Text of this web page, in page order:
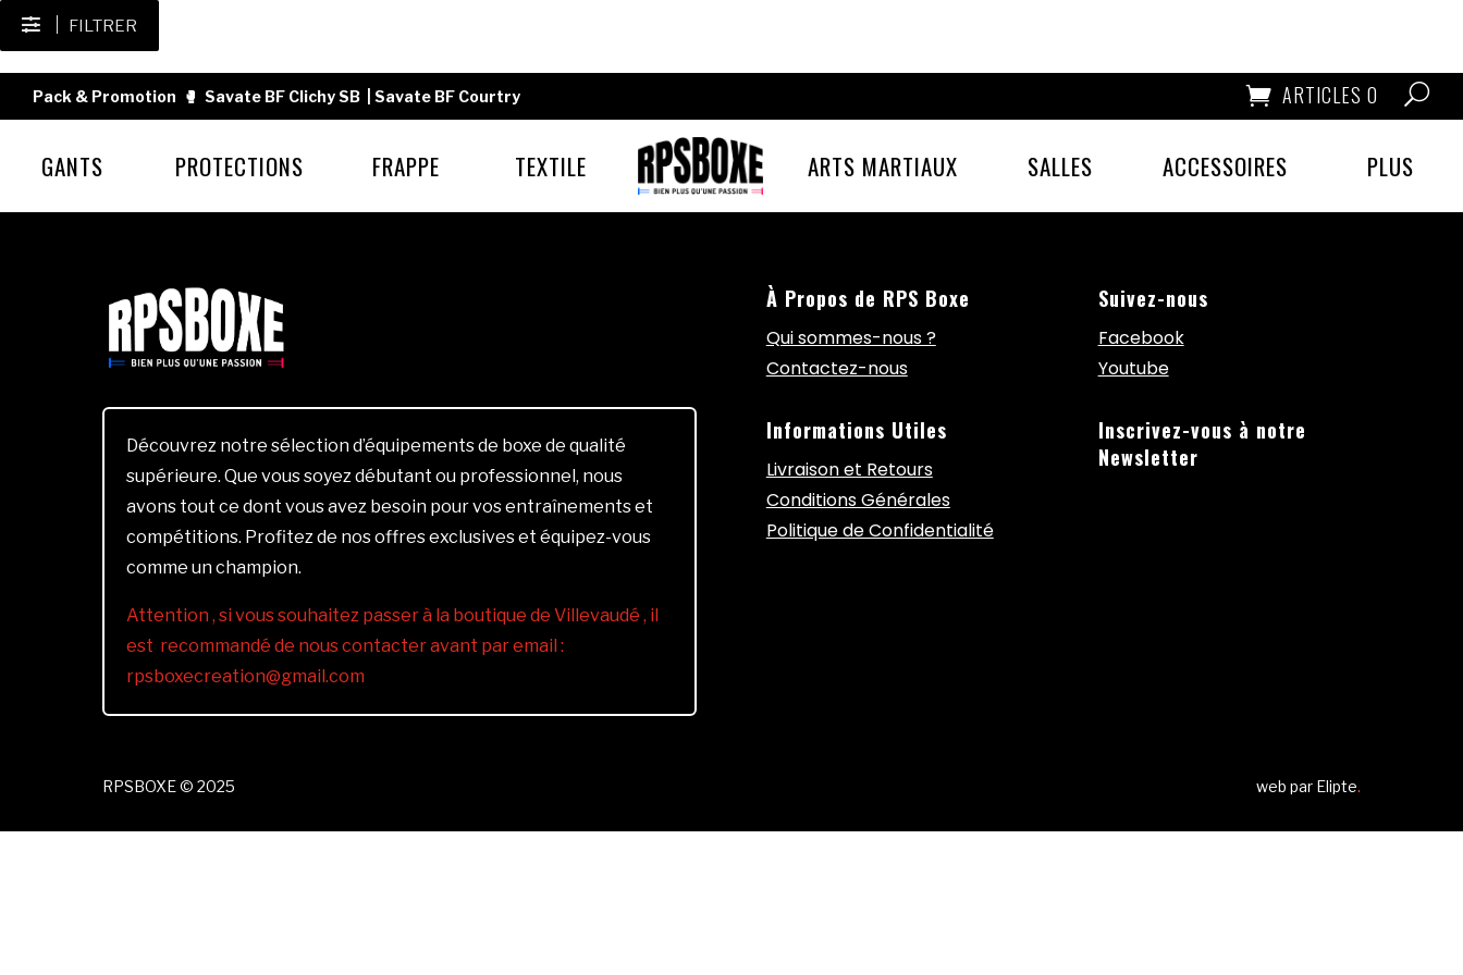
FILTRER
Pack & Promotion 🥊 Savate BF Clichy SB Savate BF Courtry ARTICLES 0
GANTS PROTECTIONS FRAPPE TEXTILE ARTS MARTIAUX SALLES ACCESSOIRES PLUS
Découvrez notre sélection d’équipements de boxe de qualité
supérieure. Que vous soyez débutant ou professionnel, nous
avons tout ce dont vous avez besoin pour vos entraînements et
compétitions. Profitez de nos offres exclusives et équipez-vous
comme un champion.
Attention , si vous souhaitez passer à la boutique de Villevaudé , il
est recommandé de nous contacter avant par email :
rpsboxecreation@gmail.com
À Propos de RPS Boxe
Qui sommes-nous ?
Contactez-nous
Informations Utiles
Livraison et Retours
Conditions Générales
Politique de Confidentialité
Suivez-nous
Facebook
Youtube
Inscrivez-vous à notre
Newsletter
RPSBOXE © 2025 web par Elipte.